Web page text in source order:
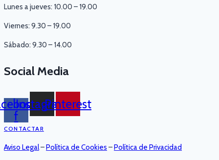
Lunes a jueves: 10.00 – 19.00
Viernes: 9.30 – 19.00
Sábado: 9.30 – 14.00
Social Media
f
InstagramPinterest
CONTACTAR
Aviso Legal–Política de Cookies –Política de Privacidad